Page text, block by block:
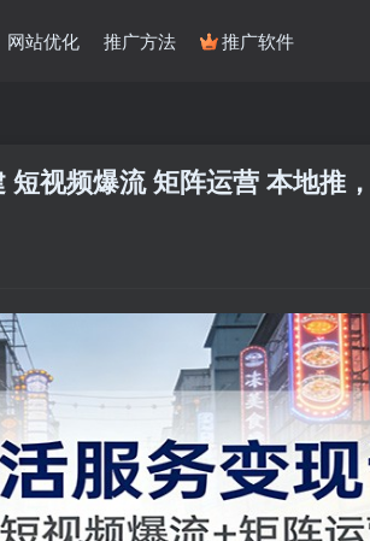
网站优化 推广方法 推广软件
视频爆流 矩阵运营 本地推